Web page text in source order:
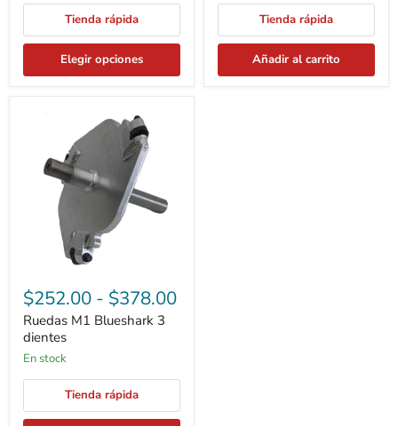
Tienda rápida
Elegir opciones
Tienda rápida
Añadir al carrito
Blueshark
dientes
$252.00 - $378.00
Ruedas M1 Blueshark 3
dientes
En stock
Tienda rápida